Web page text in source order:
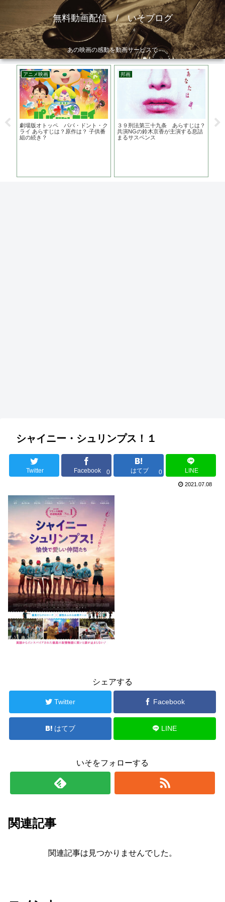
無料動画配信 / いそブログ
あの映画の感動を動画サービスで
アニメ映画
劇場版オトッペ パパ・ドント・ク
ライ あらすじは？原作は？ 子供番
組の続き？
邦画
３９刑法第三十九条 あらすじは？
共演NGの鈴木京香が主演する息詰
まるサスペンス
長
シャイニー・シュリンプス！１
Twitter Facebook 0 はてブ 0 LINE
2021.07.08
シェアする
Twitter Facebook
はてブ LINE
いそをフォローする
関連記事
関連記事は見つかりませんでした。